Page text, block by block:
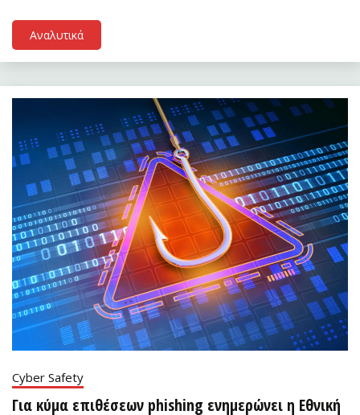
Αναλυτικά
Cyber Safety
Για κύμα επιθέσεων phishing ενημερώνει η Εθνική